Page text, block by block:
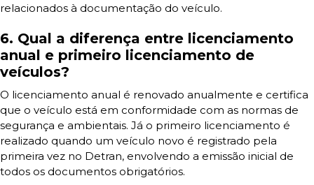
relacionados à documentação do veículo.
6. Qual a diferença entre licenciamento
anual e primeiro licenciamento de
veículos?
O licenciamento anual é renovado anualmente e certifica
que o veículo está em conformidade com as normas de
segurança e ambientais. Já o primeiro licenciamento é
realizado quando um veículo novo é registrado pela
primeira vez no Detran, envolvendo a emissão inicial de
todos os documentos obrigatórios.